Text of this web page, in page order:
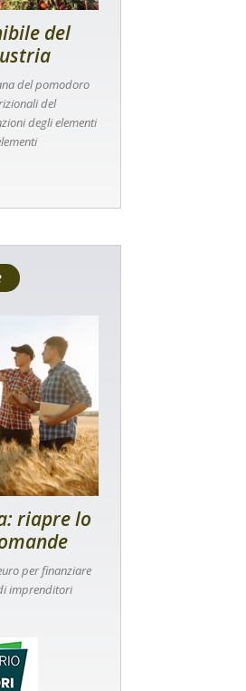
del
del pomodoro
del
degli elementi
riapre lo
per finanziare
imprenditori